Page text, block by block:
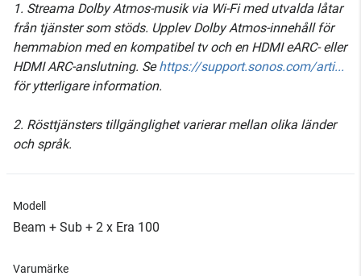
1. Streama Dolby Atmos-musik via Wi-Fi med utvalda låtar
från tjänster som stöds. Upplev Dolby Atmos-innehåll för
hemmabion med en kompatibel tv och en HDMI eARC- eller
HDMI ARC-anslutning. Sehttps://support.sonos.com/arti...
för ytterligare information.
2. Rösttjänsters tillgänglighet varierar mellan olika länder
och språk.
Modell
Beam + Sub + 2 x Era 100
Varumärke